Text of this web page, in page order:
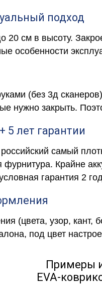
подход
20 см в высоту.
особенности
(без 3д
нужно закрыть.
5 лет гарантии
российский самый
фурнитура. Крайне
гарантия 2
(цвета, узор, кант,
под цвет
Примеры
EVA-